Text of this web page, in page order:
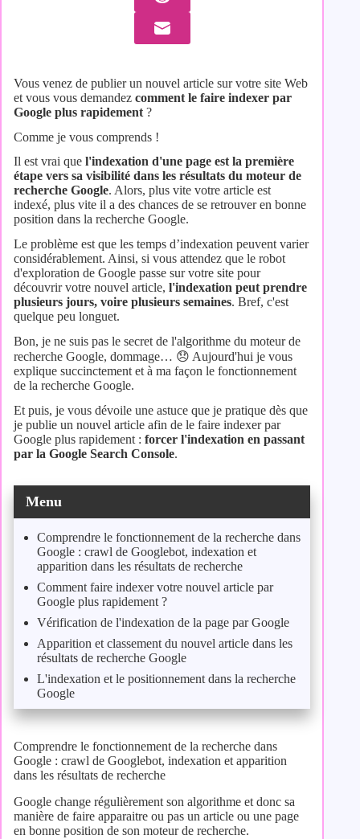
Vous venez de publier un nouvel article sur votre site Web
et vous vous demandez comment le faire indexer par
Google plus rapidement ?
Comme je vous comprends !
Il est vrai que l'indexation d'une page est la première
étape vers sa visibilité dans les résultats du moteur de
recherche Google. Alors, plus vite votre article est
indexé, plus vite il a des chances de se retrouver en bonne
position dans la recherche Google.
Le problème est que les temps d’indexation peuvent varier
considérablement. Ainsi, si vous attendez que le robot
d'exploration de Google passe sur votre site pour
découvrir votre nouvel article, l'indexation peut prendre
plusieurs jours, voire plusieurs semaines. Bref, c'est
quelque peu longuet.
Bon, je ne suis pas le secret de l'algorithme du moteur de
recherche Google, dommage… 😞 Aujourd'hui je vous
explique succinctement et à ma façon le fonctionnement
de la recherche Google.
Et puis, je vous dévoile une astuce que je pratique dès que
je publie un nouvel article afin de le faire indexer par
Google plus rapidement : forcer l'indexation en passant
par la Google Search Console.
Menu
Comprendre le fonctionnement de la recherche dans
Google : crawl de Googlebot, indexation et
apparition dans les résultats de recherche
Comment faire indexer votre nouvel article par
Google plus rapidement ?
Vérification de l'indexation de la page par Google
Apparition et classement du nouvel article dans les
résultats de recherche Google
L'indexation et le positionnement dans la recherche
Google
Comprendre le fonctionnement de la recherche dans
Google : crawl de Googlebot, indexation et apparition
dans les résultats de recherche
Google change régulièrement son algorithme et donc sa
manière de faire apparaitre ou pas un article ou une page
en bonne position de son moteur de recherche.